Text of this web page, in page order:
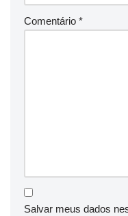
Comentário *
Salvar meus dados